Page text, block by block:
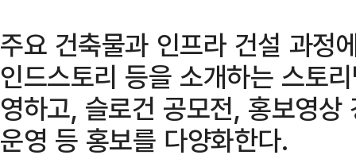
주요 건축물과 인프라 건설 과정
인드스토리 등을 소개하는 스토
영하고, 슬로건 공모전, 홍보영
운영 등 홍보를 다양화한다.